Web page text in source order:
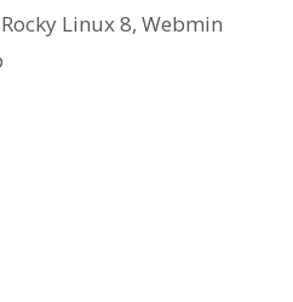
Rocky Linux 8,Webmin